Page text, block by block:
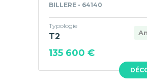
BILLERE - 64140
Typologie
T2
135 600 €